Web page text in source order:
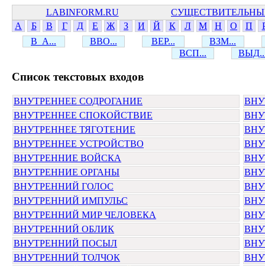
LABINFORM.RU
А
Б В Г Д Е Ж З И Й К Л М Н О П
В_А...
ВВО... ВЕР...
ВЗМ...
ВСП...
Cписок текстовых входов
ВНУТРЕННЕЕ СОДРОГАНИЕ
ВНУТРЕННЕЕ СПОКОЙСТВИЕ
ВНУТРЕННЕЕ ТЯГОТЕНИЕ
ВНУТРЕННЕЕ УСТРОЙСТВО
ВНУТРЕННИЕ ВОЙСКА
ВНУТРЕННИЕ ОРГАНЫ
ВНУТРЕННИЙ ГОЛОС
ВНУТРЕННИЙ ИМПУЛЬС
ВНУТРЕННИЙ МИР ЧЕЛОВЕКА
ВНУТРЕННИЙ ОБЛИК
ВНУТРЕННИЙ ПОСЫЛ
ВНУТРЕННИЙ ТОЛЧОК